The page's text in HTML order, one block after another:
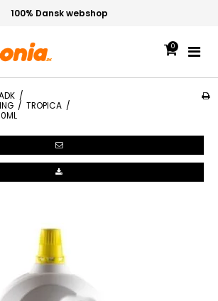
100% Dansk webshop
0
/
/ TROPICA /